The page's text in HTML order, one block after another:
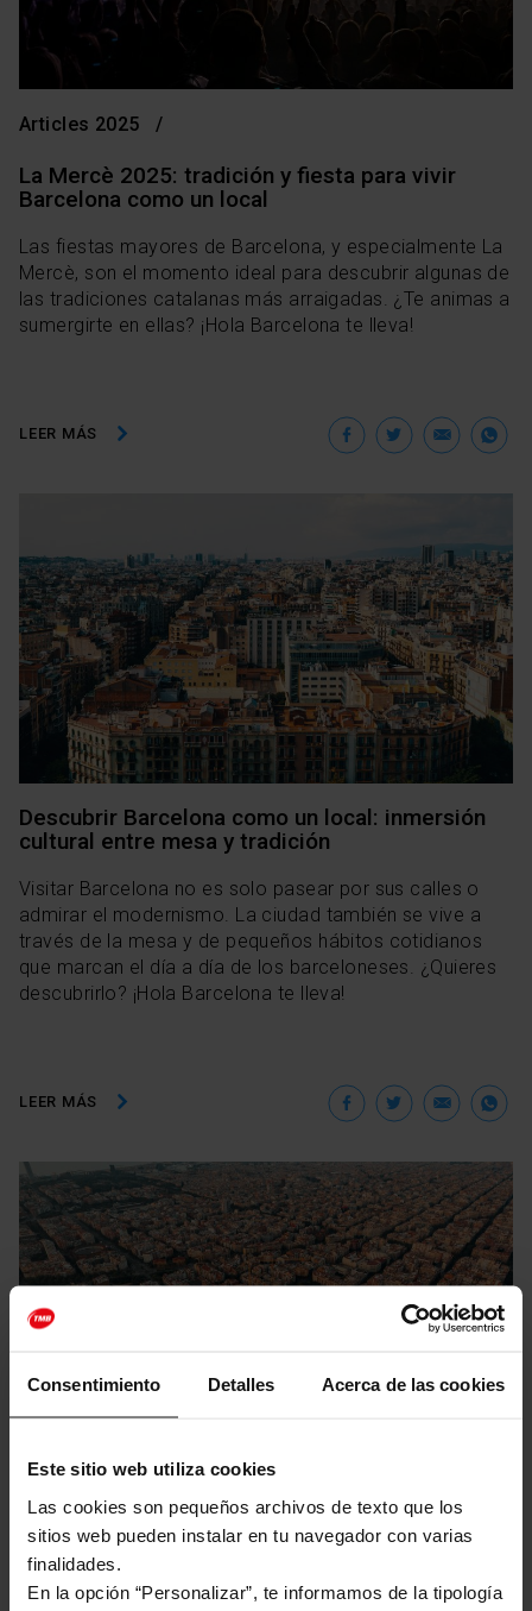
Consentimiento Detalles Acerca de las cookies
Este sitio web utiliza cookies
Las cookies son pequeños archivos de texto que los
sitios web pueden instalar en tu navegador con varias
finalidades.
En la opción “Personalizar”, te informamos de la tipología
Articles 2025
La Mercè 2025: tradición y fiesta para vivir
Barcelona como un local
Las fiestas mayores de Barcelona, y especialmente La
Mercè, son el momento ideal para descubrir algunas de
las tradiciones catalanas más arraigadas. ¿Te animas a
sumergirte en ellas? ¡Hola Barcelona te lleva!
LEER MÁS Facebook
Twitter
Descubrir Barcelona como un local: inmersión
cultural entre mesa y tradición
Visitar Barcelona no es solo pasear por sus calles o
admirar el modernismo. La ciudad también se vive a
través de la mesa y de pequeños hábitos cotidianos
que marcan el día a día de los barceloneses. ¿Quieres
descubrirlo? ¡Hola Barcelona te lleva!
LEER MÁS Facebook
Twitter
Memoria histórica y refugios antiaéreos de
Barcelona